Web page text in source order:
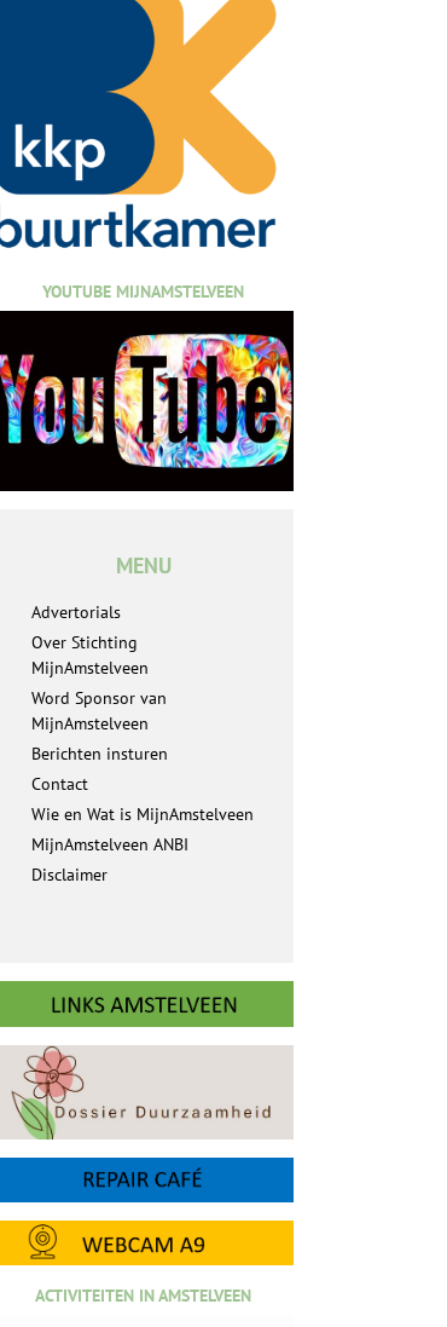
YOUTUBE MIJNAMSTELVEEN
MENU
Advertorials
Over Stichting
MijnAmstelveen
Word Sponsor van
MijnAmstelveen
Berichten insturen
Contact
Wie en Wat is MijnAmstelveen
MijnAmstelveen ANBI
Disclaimer
ACTIVITEITEN IN AMSTELVEEN